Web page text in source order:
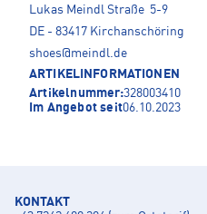
Lukas Meindl Straße 5-9
DE - 83417 Kirchanschöring
shoes@meindl.de
ARTIKELINFORMATIONEN
Artikelnummer:328003410
Im Angebot seit06.10.2023
KONTAKT